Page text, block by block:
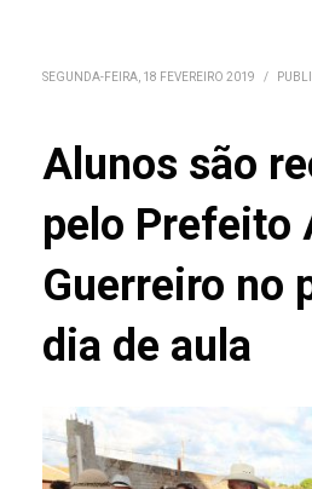
SEGUNDA-FEIRA, 18 FEVEREIRO 2019 /
Alunos são
pelo Prefeito
Guerreiro no
dia de aula